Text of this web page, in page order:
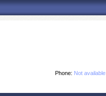
Phone: Not available